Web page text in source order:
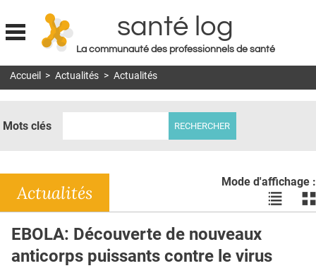
Jump to navigation
santé log
La communauté des professionnels de santé
MON COMPTE
DOSSIERS
RÉSEAUX
E-REVUE SAD
Accueil > Actualités > Actualités
Mots clés
Mode d'affichage :
Voir
les
liste
les
Actualités
EBOLA: Découverte de nouveaux
anticorps puissants contre le virus